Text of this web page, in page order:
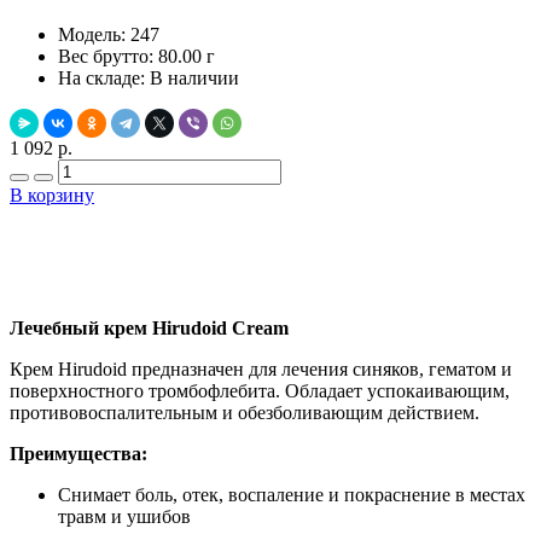
Модель: 247
Вес брутто: 80.00 г
На складе: В наличии
1 092 р.
В корзину
Лечебный крем Hirudoid Cream
Крем Hirudoid предназначен для лечения синяков, гематом и
поверхностного тромбофлебита. Обладает успокаивающим,
противовоспалительным и обезболивающим действием.
Преимущества:
Снимает боль, отек, воспаление и покраснение в местах
травм и ушибов